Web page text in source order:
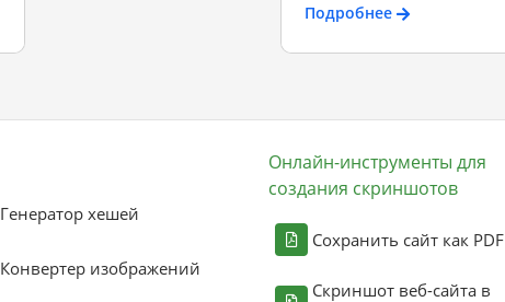
Подробнее
Генератор хешей
Конвертер изображений
Онлайн-инструменты для
создания скриншотов
Сохранить сайт как PDF
Скриншот веб-сайта в